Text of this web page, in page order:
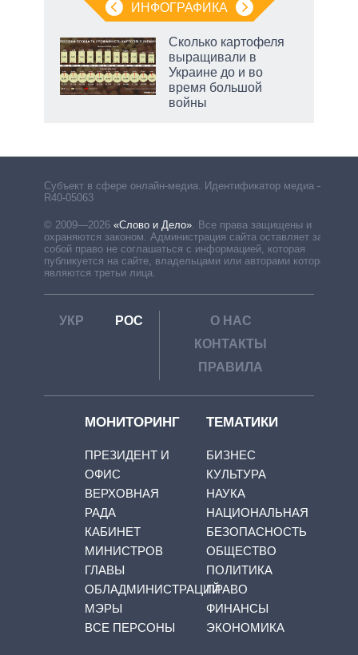
ИНФОГРАФИКА
Сколько картофеля
выращивали в
Украине до и во
время большой
войны
Субъект в сфере онлайн-медиа. Идентификатор медиа –
R40-05063
© 2009—2026 «Слово и Дело». Все права защищены и
охраняются законом. Администрация сайта оставляет за
собой право не соглашаться с информацией, которая
публикуется на сайте, владельцами или авторами которой
являются третьи лица.
УКР РОС
О НАС
КОНТАКТЫ
ПРАВИЛА
МОНИТОРИНГ
ПРЕЗИДЕНТ И
ОФИС
ВЕРХОВНАЯ
РАДА
КАБИНЕТ
МИНИСТРОВ
ГЛАВЫ
ОБЛАДМИНИСТРАЦИЙ
МЭРЫ
ВСЕ ПЕРСОНЫ
ТЕМАТИКИ
БИЗНЕС
КУЛЬТУРА
НАУКА
НАЦИОНАЛЬНАЯ
БЕЗОПАСНОСТЬ
ОБЩЕСТВО
ПОЛИТИКА
ПРАВО
ФИНАНСЫ
ЭКОНОМИКА